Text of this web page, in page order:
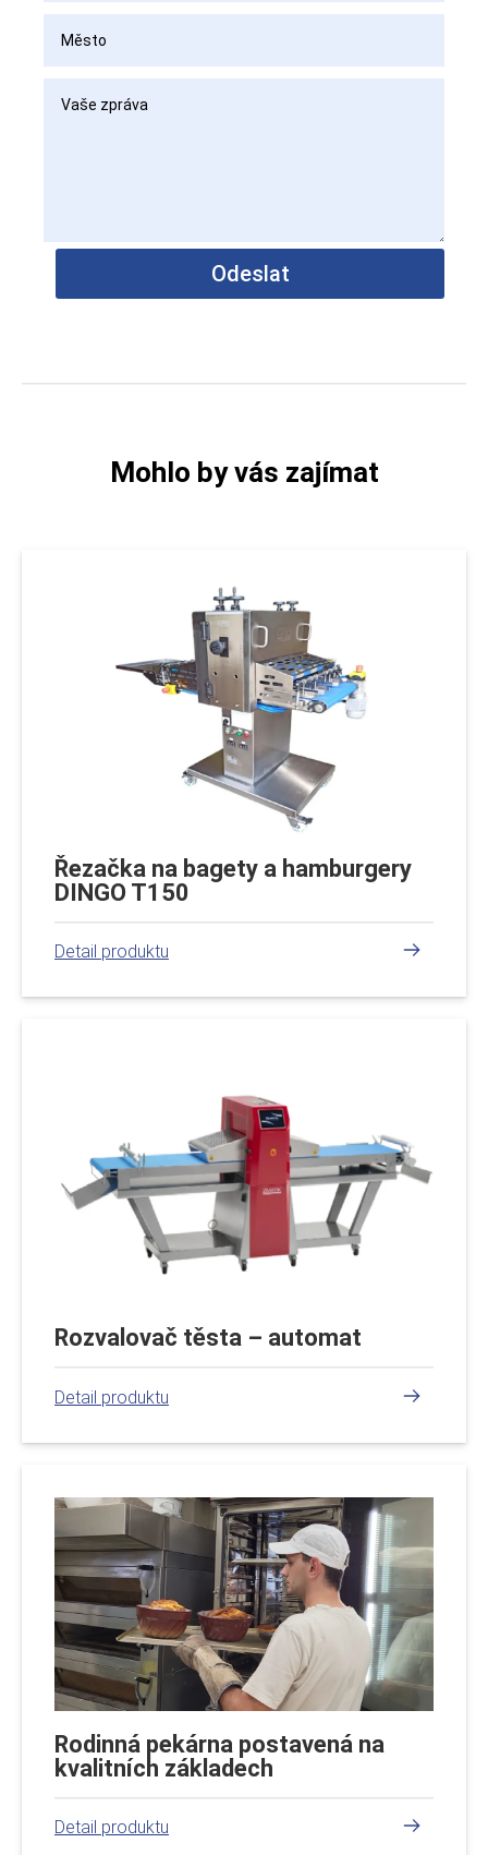
Odeslat
Mohlo by vás zajímat
Řezačka na bagety a hamburgery
DINGO T150
číst více
Rozvalovač těsta – automat
číst více
Rodinná pekárna postavená na
kvalitních základech
číst více